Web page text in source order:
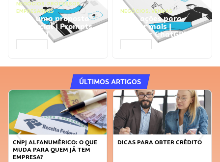
NEGÓCIOS, PROCESSOS
EMPRESARIAIS
Faça uma proposta
comercial | Prompts
ChatGPT
NEGÓCIOS, VENDAS
Faça ações para
vender mais |
Prompts ChatGPT
ÚLTIMOS ARTIGOS
CNPJ ALFANUMÉRICO: O QUE
MUDA PARA QUEM JÁ TEM
EMPRESA?
DICAS PARA OBTER CRÉDITO